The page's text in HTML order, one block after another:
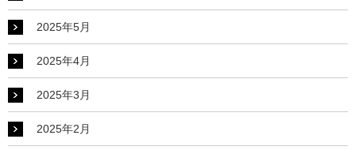
2025年5月
2025年4月
2025年3月
2025年2月